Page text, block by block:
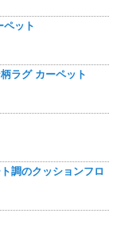
ット
ラグ カーペット
調のクッションフロ